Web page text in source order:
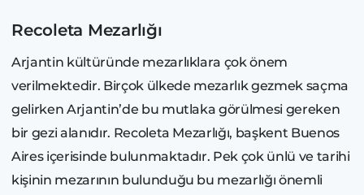
Recoleta Mezarlığı
Arjantin kültüründe mezarlıklara çok önem
verilmektedir. Birçok ülkede mezarlık gezmek saçma
gelirken Arjantin’de bu mutlaka görülmesi gereken
bir gezi alanıdır. Recoleta Mezarlığı, başkent Buenos
Aires içerisinde bulunmaktadır. Pek çok ünlü ve tarihi
kişinin mezarının bulunduğu bu mezarlığı önemli